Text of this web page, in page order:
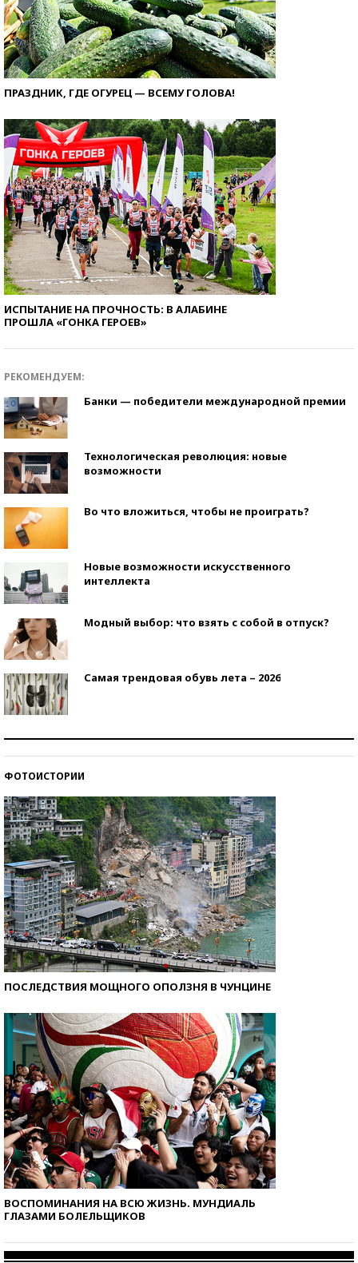
ПРАЗДНИК, ГДЕ ОГУРЕЦ — ВСЕМУ ГОЛОВА!
ИСПЫТАНИЕ НА ПРОЧНОСТЬ: В АЛАБИНЕ
ПРОШЛА «ГОНКА ГЕРОЕВ»
РЕКОМЕНДУЕМ:
Банки — победители международной премии
Технологическая революция: новые
возможности
Во что вложиться, чтобы не проиграть?
Новые возможности искусственного
интеллекта
Модный выбор: что взять с собой в отпуск?
Самая трендовая обувь лета – 2026
ФОТОИСТОРИИ
ПОСЛЕДСТВИЯ МОЩНОГО ОПОЛЗНЯ В ЧУНЦИНЕ
ВОСПОМИНАНИЯ НА ВСЮ ЖИЗНЬ. МУНДИАЛЬ
ГЛАЗАМИ БОЛЕЛЬЩИКОВ